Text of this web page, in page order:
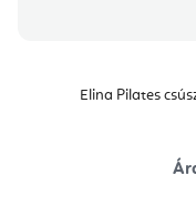
Elina Pilates